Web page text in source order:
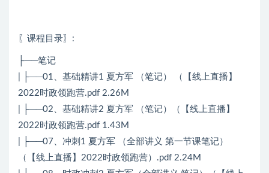
〖课程目录〗 :
├──笔记
| ├──01、基础精讲1 夏方军 （笔记） （【线上直播】
2022时政领跑营.pdf 2.26M
| ├──02、基础精讲2 夏方军 （笔记）（【线上直播】
2022时政领跑营.pdf 1.43M
| ├──07、冲刺1 夏方军 （全部讲义 第一节课笔记）
（【线上直播】2022时政领跑营）.pdf 2.24M